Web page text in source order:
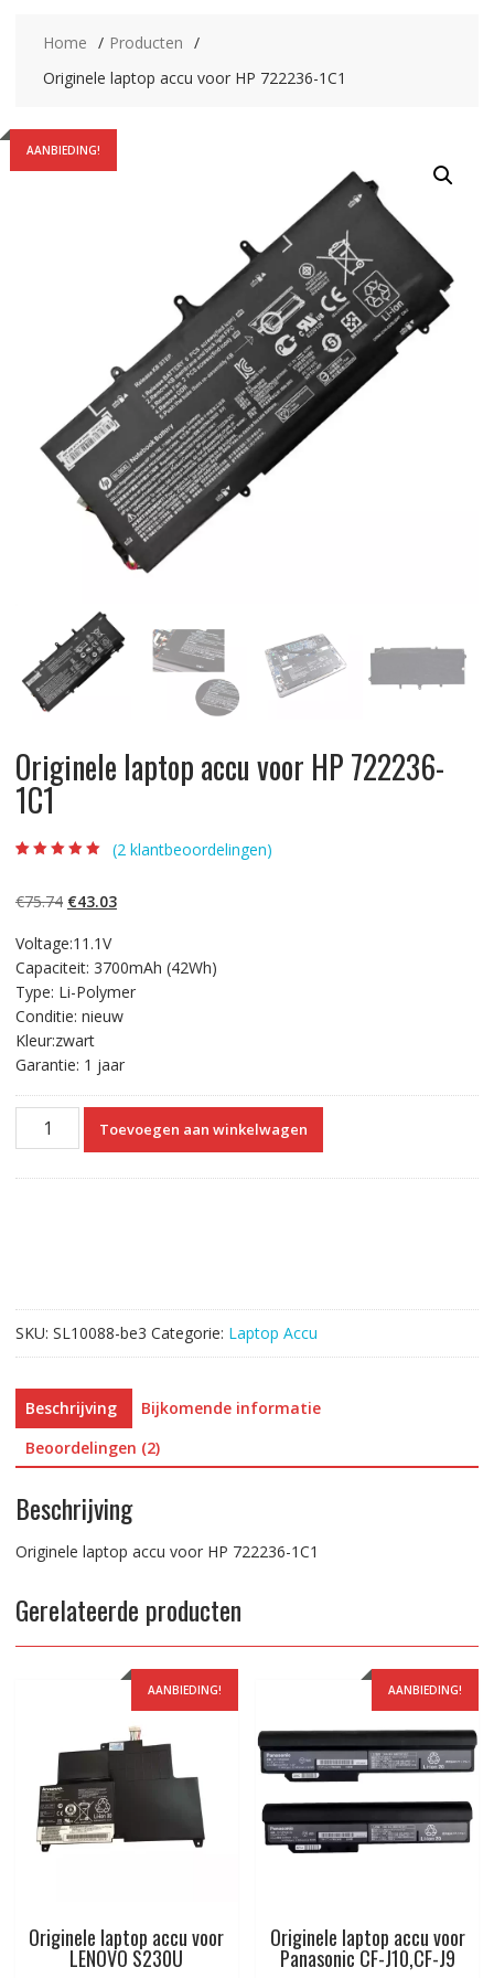
Home
Producten
Originele laptop accu voor HP 722236-1C1
AANBIEDING!
Originele laptop accu voor HP 722236-
1C1
gebaseerd op
klantbeoordelinge
(2 klantbeoordelingen)
€75.74 Oorspronkelijke
was:
€75.74.
€43.03Huidige
€43.03.
Voltage:11.1V
Capaciteit: 3700mAh (42Wh)
Type: Li-Polymer
Conditie: nieuw
Kleur:zwart
Garantie: 1 jaar
Originele
Toevoegen aan winkelwagen
SKU: SL10088-be3 Categorie: Laptop Accu
Beschrijving
Bijkomende informatie
Beoordelingen (2)
Beschrijving
Originele laptop accu voor HP 722236-1C1
Gerelateerde producten
AANBIEDING!
Originele laptop accu voor
LENOVO S230U
AANBIEDING!
Originele laptop accu voor
Panasonic CF-J10,CF-J9